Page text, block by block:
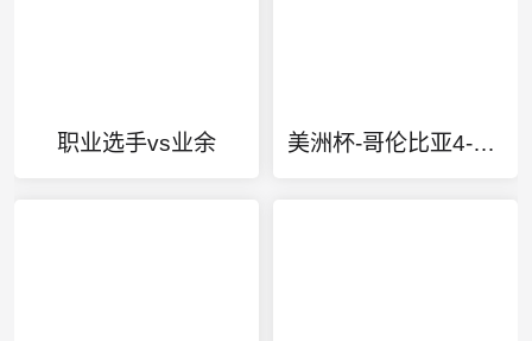
职业选手vs业余 美洲杯-哥伦比亚4-2乌拉圭